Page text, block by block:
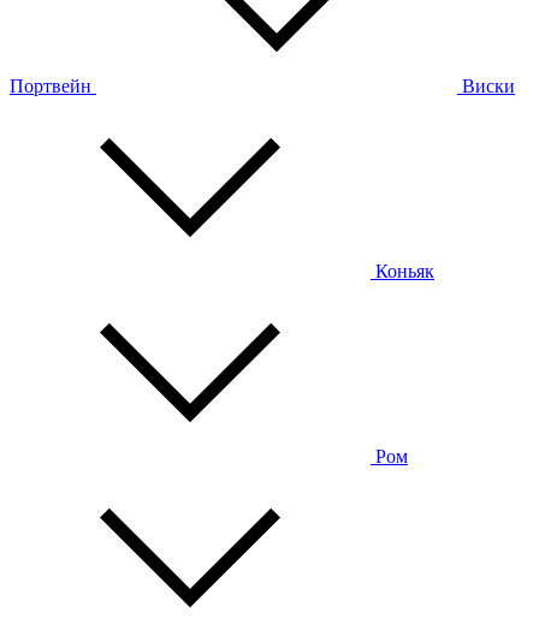
Портвейн Виски
Коньяк
Ром